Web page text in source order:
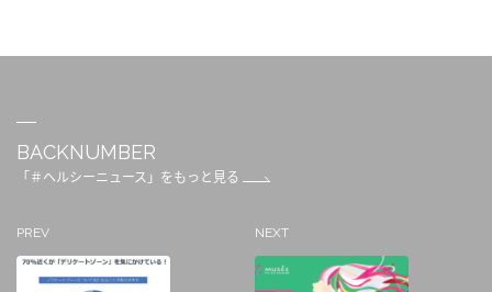
BACKNUMBER
「＃ヘルシーニュース」をもっと見る
PREV NEXT